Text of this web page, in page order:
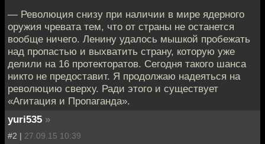
— Революция снизу при наличии в мире ядерного
оружия чревата тем, что от страны не останется
вообще ничего. Ленину удалось мышкой пробежать
над пропастью и выхватить страну, которую уже
делили на 16 протекторатов. Сегодня такого шанса
никто не предоставит. Я продолжаю надеяться на
революцию сверху. Ради этого и существует
«Агитация и Пропаганда».
yuri535 »
#2 | 27.09.15 10:39